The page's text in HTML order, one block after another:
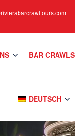
BAR CRAWLS
DEUTSCH